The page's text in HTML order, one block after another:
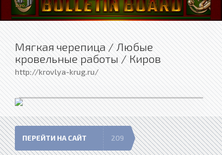
Мягкая черепица / Любые
кровельные работы / Киров
http://krovlya-krug.ru/
ПЕРЕЙТИ НА САЙТ 209